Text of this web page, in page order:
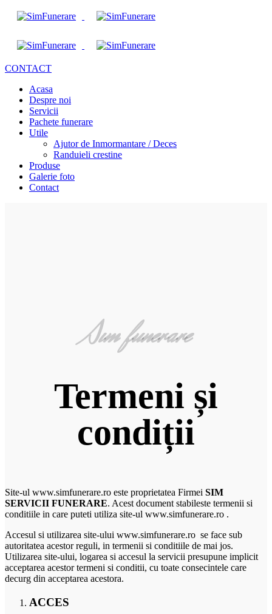
CONTACT
Acasa
Despre noi
Servicii
Pachete funerare
Utile
Ajutor de Inmormantare / Deces
Randuieli crestine
Produse
Galerie foto
Contact
Sim funerare
Termeni și
condiții
Site-ul www.simfunerare.ro este proprietatea Firmei SIM
SERVICII FUNERARE. Acest document stabileste termenii si
conditiile in care puteti utiliza site-ul www.simfunerare.ro .
Accesul si utilizarea site-ului www.simfunerare.ro se face sub
autoritatea acestor reguli, in termenii si conditiile de mai jos.
Utilizarea site-ului, logarea si accesul la servicii presupune implicit
acceptarea acestor termeni si conditii, cu toate consecintele care
decurg din acceptarea acestora.
ACCES